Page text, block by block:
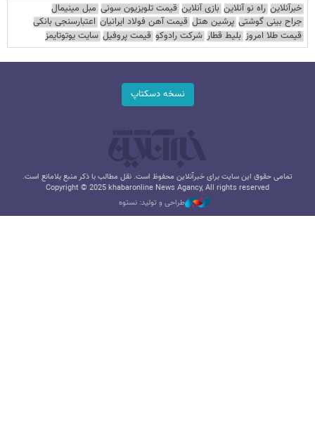
خبرآنلاین راه نو آنلاین بازی آنلاین قیمت تلویزیون سونی مبل مینیمال
جراح بینی گوشتی پرشین هتل قیمت آهن فولاد ایرانیان اعتبارسنجی بانکی
قیمت طلا امروز بلیط قطار شرکت رادوکو قیمت پروفیل سایت یوتوتایمز
نسخه دسکتاپ
تمامی حقوق این سایت برای خبرآنلاین محفوظ است. نقل مطالب با ذکر منبع بلامانع است.
Copyright © 2025 khabaronline News Agancy, All rights reserved
طراحی و تولید: نستوه